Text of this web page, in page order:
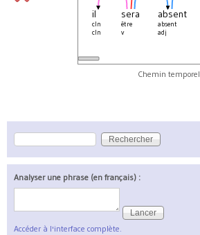
il
cln
cln
sera
être
v
absent
absent
adj
Chemin temporel
Formulaire de recherche
Rechercher
Analyser une phrase (en français) :
Accéder à l'interface complète.